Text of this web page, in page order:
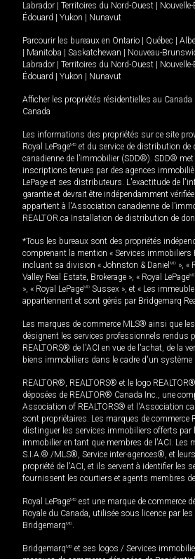
Labrador
Territoires du Nord-Ouest
Édouard
Yukon Nunavut
Parcourir les bureaux en Ontario Québec
Manitoba Saskatchewan Nouveau-
Labrador
Territoires du Nord-Ouest
Édouard
Yukon Nunavut
Afficher les propriétés résidentielles au Canada
Canada
Les informations des propriétés sur ce site
Royal LePageMD et du service de distribution de
canadienne de l’immobilier (SDD®). SDD® met
inscriptions tenues par des agences
LePage et ses distributeurs. L'exactitude de
garantie et devrait être indépendamment
appartient à l'Association canadienne de
REALTOR.ca Installation de distribution de
*Tous les bureaux sont des propriétés
comprenant la mention « Services immobiliers
incluant sa division « Johnston & Daniel MD », «
Valley Real Estate, Brokerage », « Royal LePageMD
», « Royal LePageMD Sussex », et « Les
appartiennent et sont gérés par Bridgemarq
Les marques de commerce MLS® ainsi que
désignent les services professionnels rendus
REALTORS® de l'ACI en vue de l'achat, de la
biens immobiliers dans le cadre d'un système
REALTOR®, REALTORS® et le logo
déposées de REALTOR® Canada Inc., une
Association of REALTORS® et l'Association
sont propriétaires. Les marques de commerce
distinguer les services immobiliers offerts par
immobilier en tant que membres de l'ACI. Les
S.I.A.® /MLS®, Service inter-agences®, et
propriété de l'ACI, et ils servent à identifier les
fournissent les courtiers et agents membres
Royal LePageMD est une marque de commerce
Royale du Canada, utilisée sous licence par
BridgemarqMD.
BridgemarqMD et ses logos / Services